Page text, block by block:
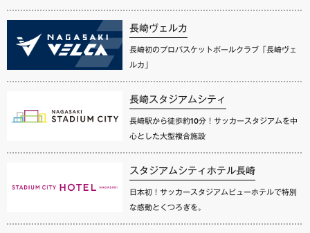
長崎ヴェルカ
長崎初のプロバスケットボールクラブ「長崎ヴェ
ルカ」
長崎スタジアムシティ
長崎駅から徒歩約10分！サッカースタジアムを中
心とした大型複合施設
スタジアムシティホテル長崎
日本初！サッカースタジアムビューホテルで特別
な感動とくつろぎを。